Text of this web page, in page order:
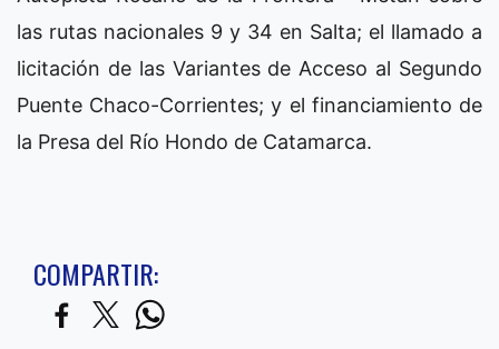
las rutas nacionales 9 y 34 en Salta; el llamado a
licitación de las Variantes de Acceso al Segundo
Puente Chaco-Corrientes; y el financiamiento de
la Presa del Río Hondo de Catamarca.
COMPARTIR: